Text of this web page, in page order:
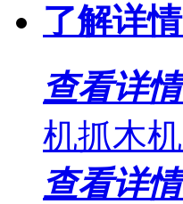
了解详
查看详
机抓木
查看详